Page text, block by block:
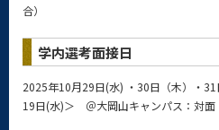
合）
学内選考面接日
2025年10月29日(水) ・30日（木）・
19日(水)＞ ＠大岡山キャンパス：対面